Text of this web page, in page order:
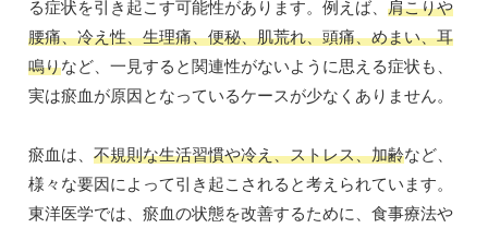
る症状を引き起こす可能性があります。例えば、 肩こりや
腰痛、冷え性、生理痛、便秘、肌荒れ、頭痛、めまい、耳
鳴りなど、一見すると関連性がないように思える症状も、
実は瘀血が原因となっているケースが少なくありません。
瘀血は、 不規則な生活習慣や冷え、ストレス、加齢など、
様々な要因によって引き起こされると考えられています。
東洋医学では、瘀血の状態を改善するために、食事療法や